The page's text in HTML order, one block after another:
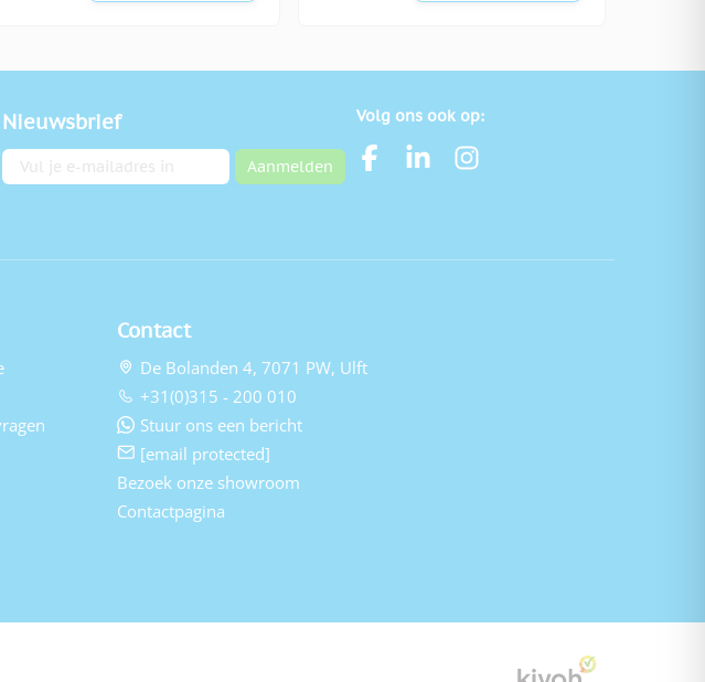
Nieuwsbrief
E-mailadres Aanmelden
Volg ons ook op:
Contact
De Bolanden 4, 7071 PW, Ulft
+31(0)315 - 200 010
Stuur ons een bericht
[email protected]
Bezoek onze showroom
Contactpagina